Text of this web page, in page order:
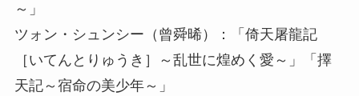
～」
ツォン・シュンシー（曾舜晞）：「倚天屠龍記
［いてんとりゅうき］～乱世に煌めく愛～」「擇
天記～宿命の美少年～」